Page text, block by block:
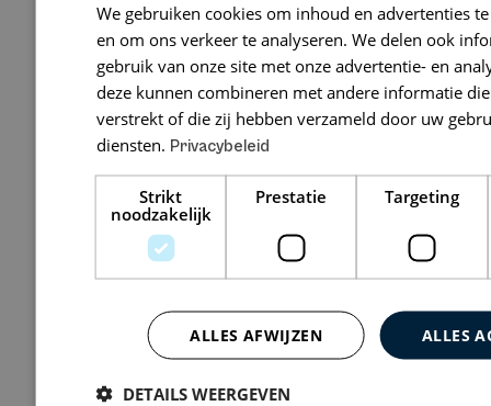
JPR
Euclideslaan 1,
Bekijk 1 vacature
We gebruiken cookies om inhoud en advertenties
en om ons verkeer te analyseren. We delen ook
gebruik van onze site met onze advertentie- en
deze kunnen combineren met andere informatie
verstrekt of die zij hebben verzameld door uw
diensten. Privacybeleid
Strikt
noodzakelijk
Prestatie Targeting
ALLES
ALLES AFWIJZEN
DETAILS WEERGEVEN